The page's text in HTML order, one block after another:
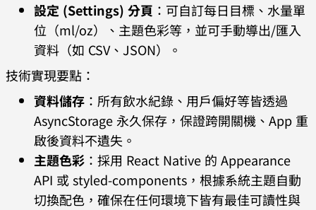
設定 (Settings) 分頁 ：可自訂每日目標、水量單
位（ml/oz）、主題色彩等，並可手動導出/匯入
資料（如 CSV、JSON）。
技術實現要點：
資料儲存 ：所有飲水紀錄、用戶偏好等皆透過
AsyncStorage 永久保存，保證跨開關機、App 重
啟後資料不遺失。
主題色彩 ：採用 React Native 的 Appearance
API 或 styled-components，根據系統主題自動
切換配色，確保在任何環境下皆有最佳可讀性與